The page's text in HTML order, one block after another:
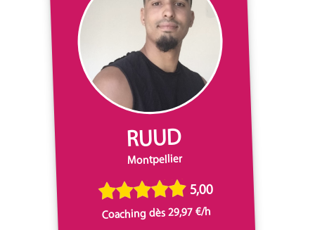
RUUD
Montpellier
5,00
Coaching dès 29,97 €/h